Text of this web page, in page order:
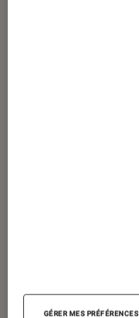
GÉRER MES PRÉFÉRENCES